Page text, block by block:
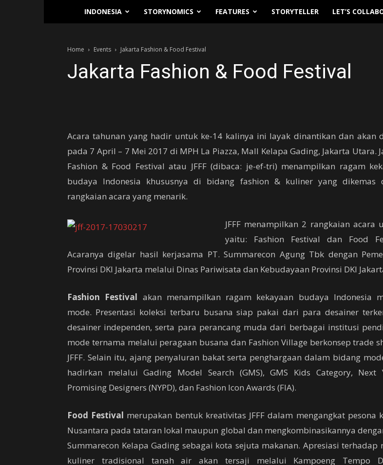
Traverse.id
INDONESIA STORYNOMICS FEATURES STORYTELLER LET’S
Home Events Jakarta Fashion & Food Festival
Jakarta Fashion & Food Festival
Acara tahunan yang hadir untuk ke-14 kalinya ini layak dinantikan dan akan
pada 7 April – 7 Mei 2017 di MPH La Piazza, Mall Kelapa Gading, Jakarta Utara.
Fashion & Food Festival atau JFFF (dibaca: je-ef-tri) menampilkan ragam
budaya Indonesia khususnya di bidang fashion & kuliner yang dikemas
rangkaian acara yang menarik.
JFFF menampilkan 2 rangkaian acara
yaitu: Fashion Festival dan Food
Acaranya digelar hasil kerjasama PT. Summarecon Agung Tbk dengan
Provinsi DKI Jakarta melalui Dinas Pariwisata dan Kebudayaan Provinsi DKI
Fashion Festival akan menampilkan ragam kekayaan budaya Indonesia
mode. Presentasi koleksi terbaru busana siap pakai dari para desainer
desainer independen, serta para perancang muda dari berbagai institusi
mode ternama melalui peragaan busana dan Fashion Village berkonsep trade
JFFF. Selain itu, ajang penyaluran bakat serta penghargaan dalam bidang
hadirkan melalui Gading Model Search (GMS), GMS Kids Category, Next
Promising Designers (NYPD), dan Fashion Icon Awards (FIA).
Food Festival merupakan bentuk kreativitas JFFF dalam mengangkat pesona
Nusantara pada tataran lokal maupun global dan mengkombinasikannya
Summarecon Kelapa Gading sebagai kota sejuta makanan. Apresiasi terhadap
kuliner tradisional tanah air akan tersaji melalui Kampoeng Tempo